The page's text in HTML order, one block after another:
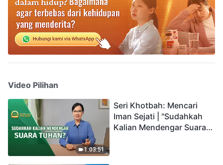
Video Pilihan
1:03:51
Seri Khotbah: Mencari
Iman Sejati | "Sudahkah
Kalian Mendengar Suara